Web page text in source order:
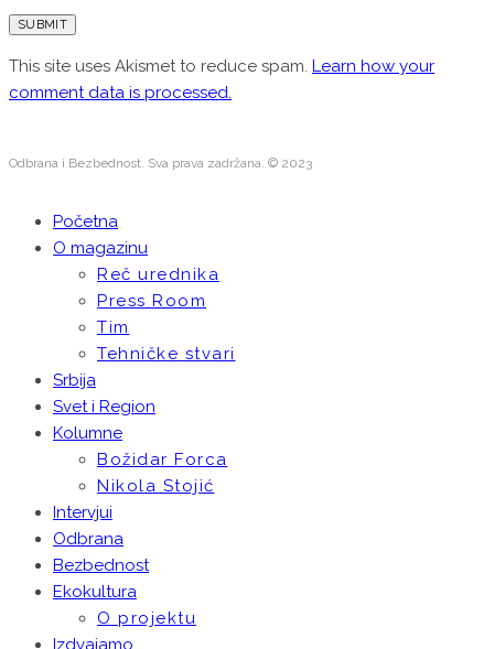
This site uses Akismet to reduce spam. Learn how your
comment data is processed.
Odbrana i Bezbednost. Sva prava zadržana. © 2023
Početna
O magazinu
Reč urednika
Press Room
Tim
Tehničke stvari
Srbija
Svet i Region
Kolumne
Božidar Forca
Nikola Stojić
Intervjui
Odbrana
Bezbednost
Ekokultura
O projektu
Izdvajamo